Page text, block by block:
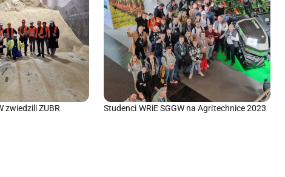
zwiedzili ZUBR Studenci WRiE SGGW na Agritechnice 2023